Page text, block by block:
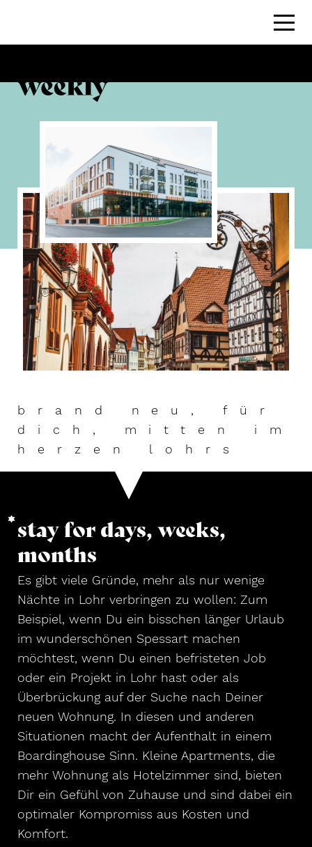
brand neu, für
dich, mitten im
herzen lohrs
stay for days, weeks,
months
Es gibt viele Gründe, mehr als nur wenige
Nächte in Lohr verbringen zu wollen: Zum
Beispiel, wenn Du ein bisschen länger Urlaub
im wunderschönen Spessart machen
möchtest, wenn Du einen befristeten Job
oder ein Projekt in Lohr hast oder als
Überbrückung auf der Suche nach Deiner
neuen Wohnung. In diesen und anderen
Situationen macht der Aufenthalt in einem
Boardinghouse Sinn. Kleine Apartments, die
mehr Wohnung als Hotelzimmer sind, bieten
Dir ein Gefühl von Zuhause und sind dabei ein
optimaler Kompromiss aus Kosten und
Komfort.